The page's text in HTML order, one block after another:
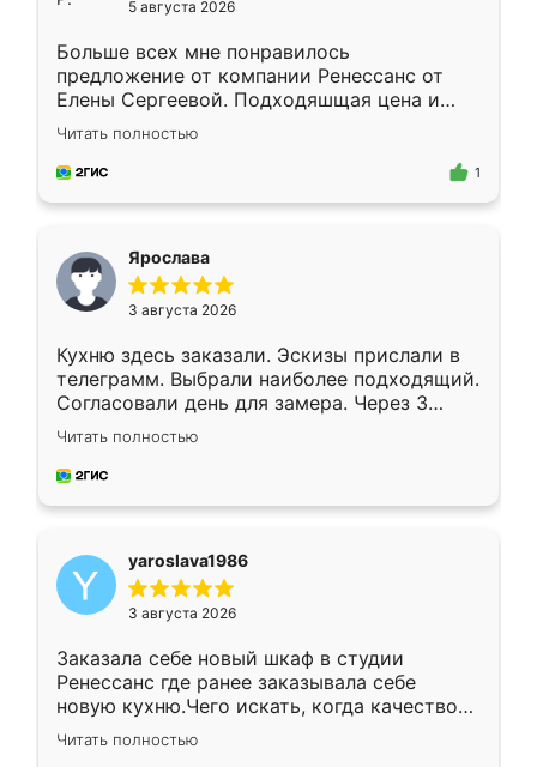
5 августа 2026
Больше всех мне понравилось
предложение от компании Ренессанс от
Елены Сергеевой. Подходяшщая цена и
короткие сроки изготовления. Приехавший
для замера сотрудник Владислав
предложил по моему эскизу самый
Читать полностью
1
Ярослава
3 августа 2026
Кухню здесь заказали. Эскизы прислали в
телеграмм. Выбрали наиболее подходящий.
Согласовали день для замера. Через 3
недели кухня была уже готова. Остались
довольны работой. Спасибо Ренессанс
мебель за качественную работу!
Читать полностью
yaroslava1986
3 августа 2026
Заказала себе новый шкаф в студии
Ренессанс где ранее заказывала себе
новую кухню.Чего искать, когда качеством
вполне довольна. Служит кухня уже почти
два года, нареканий нет.
Читать полностью